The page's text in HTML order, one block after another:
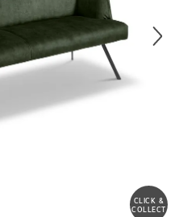
CLICK &
COLLECT